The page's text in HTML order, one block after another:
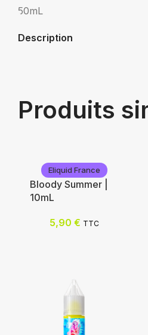
50mL
Description
Produits
Eliquid France
Bloody Summer |
10mL
5,90 € TTC